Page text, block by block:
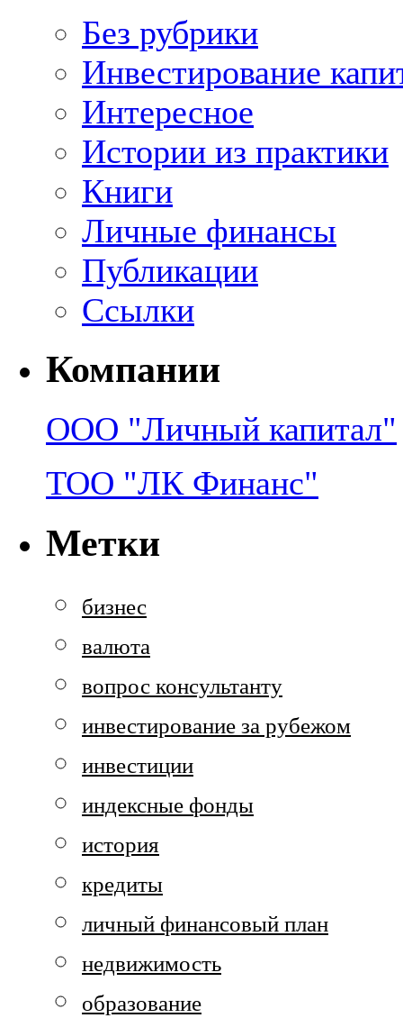
Без рубрики
Инвестирование
Интересное
Истории из практики
Книги
Личные финансы
Публикации
Ссылки
Компании
ООО "Личный капитал"
ТОО "ЛК Финанс"
Метки
бизнес
валюта
вопрос консультанту
инвестирование за рубежом
инвестиции
индексные фонды
история
кредиты
личный финансовый план
недвижимость
образование